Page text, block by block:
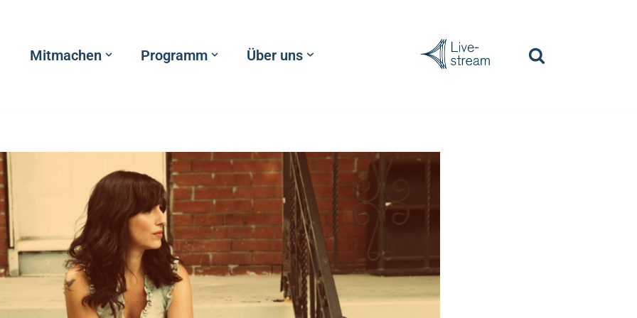
Mitmachen Programm Über uns